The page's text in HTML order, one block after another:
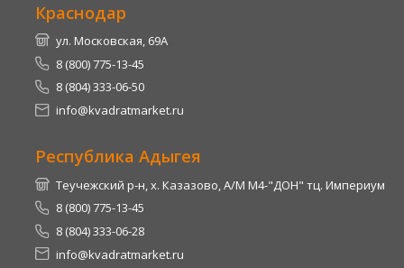
Краснодар
ул. Московская, 69А
8 (800) 775-13-45
8 (804) 333-06-50
info@kvadratmarket.ru
Республика Адыгея
Теучежский р-н, х. Казазово, А/М М4-"ДОН" тц. Империум
8 (800) 775-13-45
8 (804) 333-06-28
info@kvadratmarket.ru